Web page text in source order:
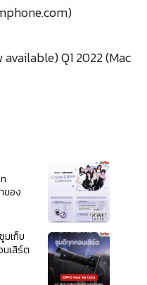
Q1 2022 (Mac
ของ
มเก็บ
เสิร์ต